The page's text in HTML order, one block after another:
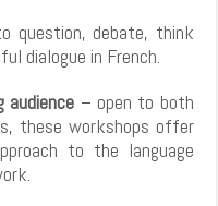
question, debate, think
dialogue in French.
audience – open to both
these workshops offer
to the language